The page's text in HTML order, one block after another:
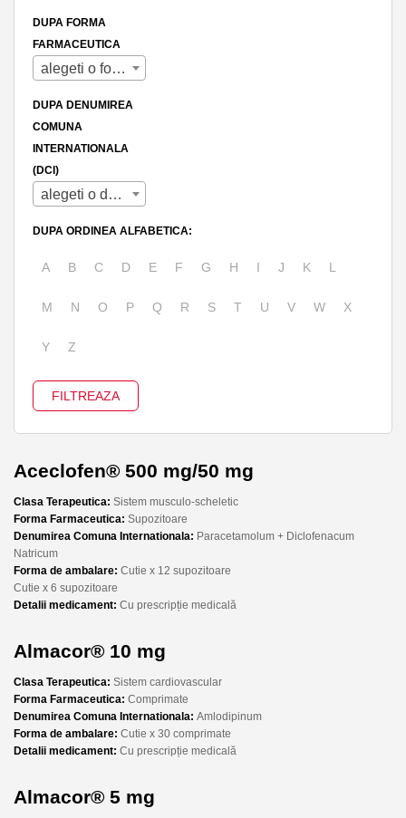
DUPA FORMA
FARMACEUTICA
alegeti o forma farmaceutica
DUPA DENUMIREA
COMUNA
INTERNATIONALA
(DCI)
alegeti o denumire
DUPA ORDINEA ALFABETICA:
A B C D E F G H I J K L
M N O P Q R S T U V W X
Y Z
Aceclofen® 500 mg/50 mg
Clasa Terapeutica: Sistem musculo-scheletic
Forma Farmaceutica: Supozitoare
Denumirea Comuna Internationala: Paracetamolum + Diclofenacum
Natricum
Forma de ambalare: Cutie x 12 supozitoare
Cutie x 6 supozitoare
Detalii medicament: Cu prescripție medicală
Almacor® 10 mg
Clasa Terapeutica: Sistem cardiovascular
Forma Farmaceutica: Comprimate
Denumirea Comuna Internationala: Amlodipinum
Forma de ambalare: Cutie x 30 comprimate
Detalii medicament: Cu prescripție medicală
Almacor® 5 mg